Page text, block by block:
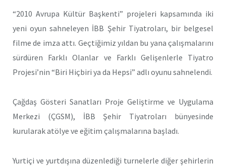
“2010 Avrupa Kültür Başkenti” projeleri kapsamında iki
yeni oyun sahneleyen İBB Şehir Tiyatroları, bir belgesel
filme de imza attı. Geçtiğimiz yıldan bu yana çalışmalarını
sürdüren Farklı Olanlar ve Farklı Gelişenlerle Tiyatro
Projesi’nin “Biri Hiçbiri ya da Hepsi” adlı oyunu sahnelendi.
Çağdaş Gösteri Sanatları Proje Geliştirme ve Uygulama
Merkezi (ÇGSM), İBB Şehir Tiyatroları bünyesinde
kurularak atölye ve eğitim çalışmalarına başladı.
Yurtiçi ve yurtdışına düzenlediği turnelerle diğer şehirlerin